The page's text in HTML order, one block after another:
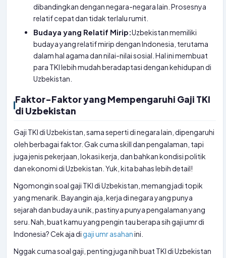
dibandingkan dengan negara-negara lain. Prosesnya
relatif cepat dan tidak terlalu rumit.
Budaya yang Relatif Mirip:Uzbekistan memiliki
budaya yang relatif mirip dengan Indonesia, terutama
dalam hal agama dan nilai-nilai sosial. Hal ini membuat
para TKI lebih mudah beradaptasi dengan kehidupan di
Uzbekistan.
Faktor-Faktor yang Mempengaruhi Gaji TKI
di Uzbekistan
Gaji TKI di Uzbekistan, sama seperti di negara lain, dipengaruhi
oleh berbagai faktor. Gak cuma skill dan pengalaman, tapi
juga jenis pekerjaan, lokasi kerja, dan bahkan kondisi politik
dan ekonomi di Uzbekistan. Yuk, kita bahas lebih detail!
Ngomongin soal gaji TKI di Uzbekistan, memang jadi topik
yang menarik. Bayangin aja, kerja di negara yang punya
sejarah dan budaya unik, pastinya punya pengalaman yang
seru. Nah, buat kamu yang pengin tau berapa sih gaji umr di
Indonesia? Cek aja di gaji umr asahanini.
Nggak cuma soal gaji, penting juga nih buat TKI di Uzbekistan